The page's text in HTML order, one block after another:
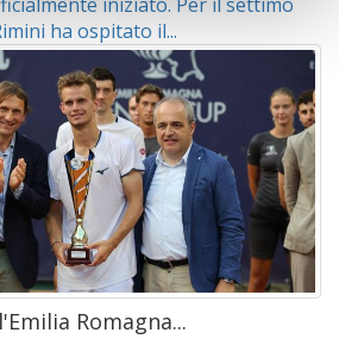
ha ospitato il...
Romagna...